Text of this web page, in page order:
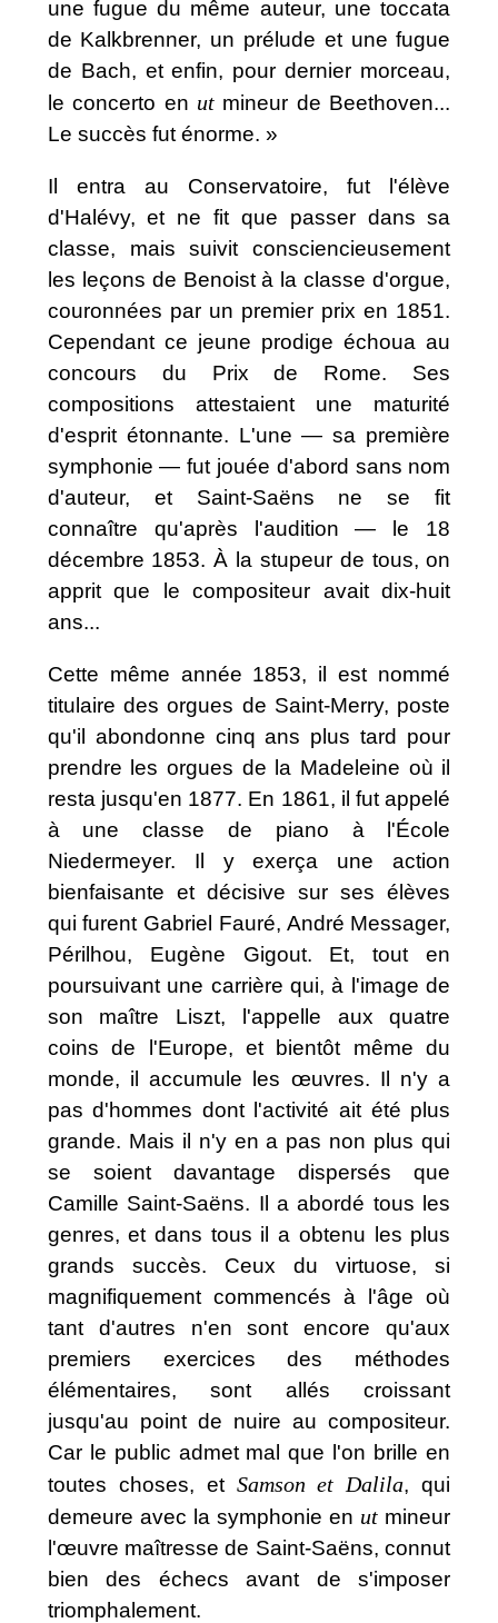
une fugue du même auteur, une toccata
de Kalkbrenner, un prélude et une fugue
de Bach, et enfin, pour dernier morceau,
le concerto en ut mineur de Beethoven...
Le succès fut énorme. »
Il entra au Conservatoire, fut l'élève
d'Halévy, et ne fit que passer dans sa
classe, mais suivit consciencieusement
les leçons de Benoist à la classe d'orgue,
couronnées par un premier prix en 1851.
Cependant ce jeune prodige échoua au
concours du Prix de Rome. Ses
compositions attestaient une maturité
d'esprit étonnante. L'une — sa première
symphonie — fut jouée d'abord sans nom
d'auteur, et Saint-Saëns ne se fit
connaître qu'après l'audition — le 18
décembre 1853. À la stupeur de tous, on
apprit que le compositeur avait dix-huit
ans...
Cette même année 1853, il est nommé
titulaire des orgues de Saint-Merry, poste
qu'il abondonne cinq ans plus tard pour
prendre les orgues de la Madeleine où il
resta jusqu'en 1877. En 1861, il fut appelé
à une classe de piano à l'École
Niedermeyer. Il y exerça une action
bienfaisante et décisive sur ses élèves
qui furent Gabriel Fauré, André Messager,
Périlhou, Eugène Gigout. Et, tout en
poursuivant une carrière qui, à l'image de
son maître Liszt, l'appelle aux quatre
coins de l'Europe, et bientôt même du
monde, il accumule les œuvres. Il n'y a
pas d'hommes dont l'activité ait été plus
grande. Mais il n'y en a pas non plus qui
se soient davantage dispersés que
Camille Saint-Saëns. Il a abordé tous les
genres, et dans tous il a obtenu les plus
grands succès. Ceux du virtuose, si
magnifiquement commencés à l'âge où
tant d'autres n'en sont encore qu'aux
premiers exercices des méthodes
élémentaires, sont allés croissant
jusqu'au point de nuire au compositeur.
Car le public admet mal que l'on brille en
toutes choses, et Samson et Dalila, qui
demeure avec la symphonie en ut mineur
l'œuvre maîtresse de Saint-Saëns, connut
bien des échecs avant de s'imposer
triomphalement.